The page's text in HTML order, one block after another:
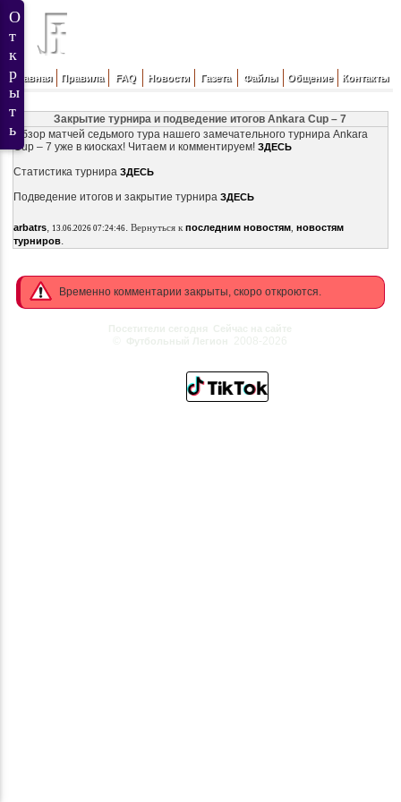
Главная Правила FAQ Новости Газета Файлы Общение Контакты
Закрытие турнира и подведение итогов Аnkara Cup – 7
Обзор матчей седьмого тура нашего замечательного турнира Аnkara
Cup – 7 уже в киосках! Читаем и комментируем! ЗДЕСЬ
Статистика турнира ЗДЕСЬ
Подведение итогов и закрытие турнира ЗДЕСЬ
arbatrs, 13.06.2026 07:24:46. Вернуться к последним новостям, новостям
турниров.
Временно комментарии закрыты, скоро откроются.